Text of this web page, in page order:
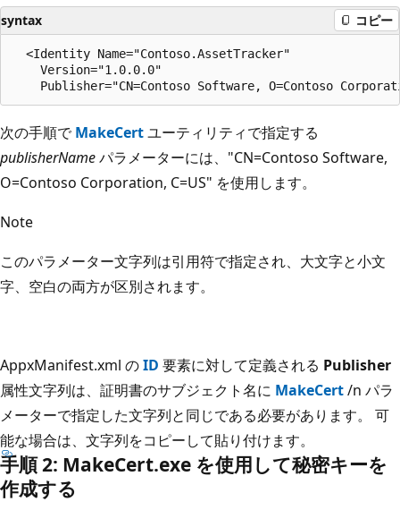
syntax コピー
  <Identity Name="Contoso.AssetTracker"
    Version="1.0.0.0"
次の手順でMakeCertユーティリティで指定する
publisherNameパラメーターには、"CN=Contoso Software,
O=Contoso Corporation, C=US" を使用します。
Note
このパラメーター文字列は引用符で指定され、大文字と小文
字、空白の両方が区別されます。
AppxManifest.xml のID 要素に対して定義される Publisher
属性文字列は、証明書のサブジェクト名に MakeCert/n パラ
メーターで指定した文字列と同じである必要があります。 可
能な場合は、文字列をコピーして貼り付けます。
手順 2: MakeCert.exe を使用して秘密キーを
作成する